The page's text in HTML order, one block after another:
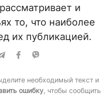
и
то, что наиболее
их публикацией.
необходимый текст и
ошибку, чтобы сообщить